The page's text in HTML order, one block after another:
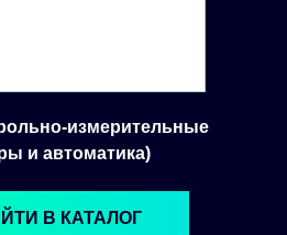
измерительные
и автоматика)
В КАТАЛОГ